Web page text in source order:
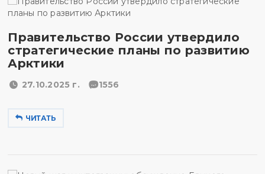
Правительство России утвердило
стратегические планы по развитию
Арктики
27.10.2025 г. 1556
ЧИТАТЬ